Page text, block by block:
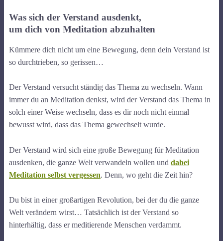
Was sich der Verstand ausdenkt,
um dich von Meditation abzuhalten
Kümmere dich nicht um eine Bewegung, denn dein Verstand ist
so durchtrieben, so gerissen…
Der Verstand versucht ständig das Thema zu wechseln. Wann
immer du an Meditation denkst, wird der Verstand das Thema in
solch einer Weise wechseln, dass es dir noch nicht einmal
bewusst wird, dass das Thema gewechselt wurde.
Der Verstand wird sich eine große Bewegung für Meditation
ausdenken, die ganze Welt verwandeln wollen und dabei
Meditation selbst vergessen. Denn, wo geht die Zeit hin?
Du bist in einer großartigen Revolution, bei der du die ganze
Welt verändern wirst… Tatsächlich ist der Verstand so
hinterhältig, dass er meditierende Menschen verdammt.